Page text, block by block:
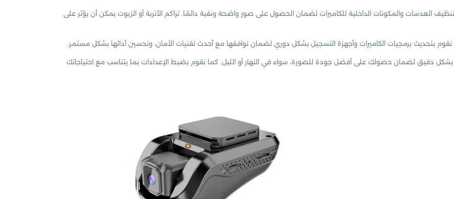
العدسات والمكونات الداخلية للكاميرات لضمان الحصول على صور واضحة ونقية دائمًا. تراكم الأتربة أو الزيوت يمكن أن يؤثر على
بتحديث برمجيات الكاميرات وأجهزة التسجيل بشكل دوري لضمان توافقها مع أحدث تقنيات الأمان، وتحسين أدائها بشكل مستمر.
دقيق لضمان حصولك على أفضل جودة للصورة، سواء في النهار أو الليل. كما نقوم بضبط الإعدادات بما يتناسب مع احتياجاتك